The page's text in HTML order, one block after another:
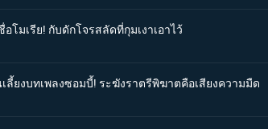
โมเรีย! กับดักโจรสลัดที่กุมเงาเอาไว้
ลี้ยงบทเพลงซอมบี้! ระฆังราตรีพิฆาตคือเสียงความมืด